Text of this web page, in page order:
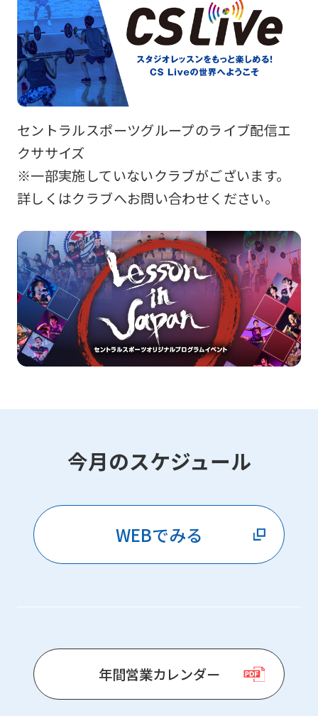
セントラルスポーツグループのライブ配信エ
クササイズ
※一部実施していないクラブがございます。
詳しくはクラブへお問い合わせください。
今月のスケジュール
WEBでみる
年間営業カレンダー